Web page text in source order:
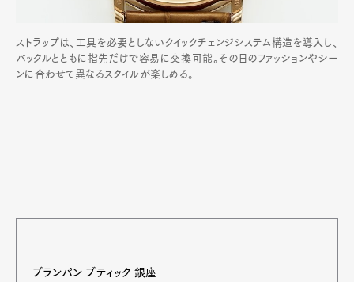
ストラップは、工具を必要としないクイックチェンジシステム構造を導入し、
バックルとともに指先だけで容易に交換可能。その日のファッションやシー
ンに合わせて異なるスタイルが楽しめる。
ブランパン ブティック 銀座